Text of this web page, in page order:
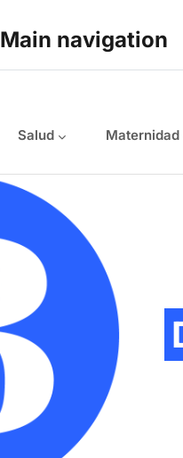
Main navigation
Salud